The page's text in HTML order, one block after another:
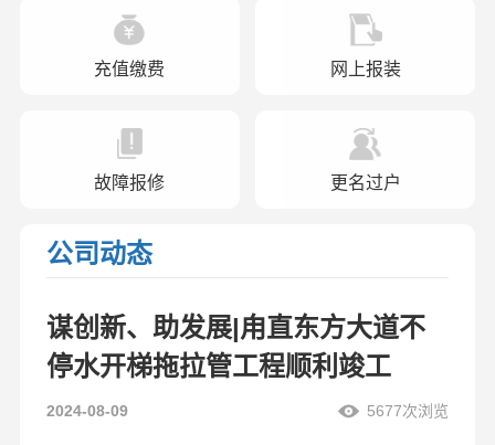
充值缴费 网上报装
故障报修 更名过户
公司动态
谋创新、助发展|甪直东方大道不
停水开梯拖拉管工程顺利竣工
2024-08-09 5677次浏览